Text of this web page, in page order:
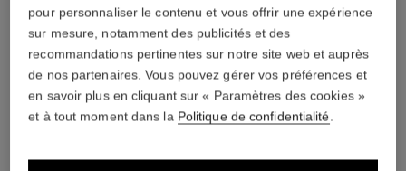
pour personnaliser le contenu et vous offrir une expérience
sur mesure, notamment des publicités et des
recommandations pertinentes sur notre site web et auprès
de nos partenaires. Vous pouvez gérer vos préférences et
en savoir plus en cliquant sur « Paramètres des cookies »
et à tout moment dans la Politique de confidentialité.